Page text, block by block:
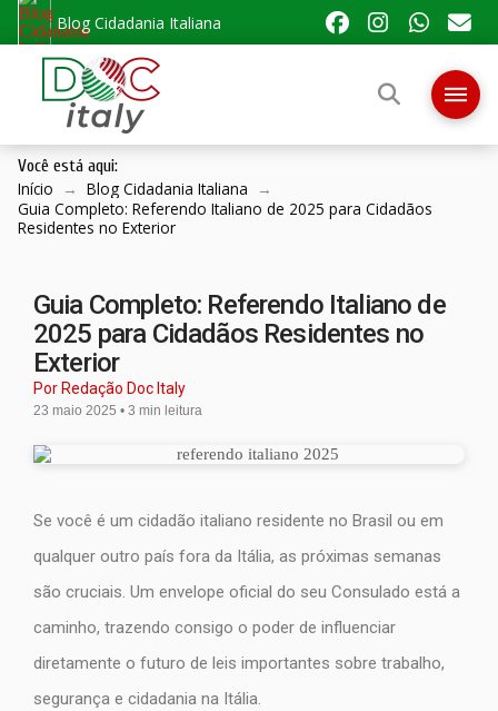
Blog Cidadania Italiana
Você está aqui:
Início → Blog Cidadania Italiana
→
Guia Completo: Referendo Italiano de 2025 para Cidadãos
Residentes no Exterior
Guia Completo: Referendo Italiano de
2025 para Cidadãos Residentes no
Exterior
Por Redação Doc Italy
23 maio 2025 • 3 min leitura
Se você é um cidadão italiano residente no Brasil ou em
qualquer outro país fora da Itália, as próximas semanas
são cruciais. Um envelope oficial do seu Consulado está a
caminho, trazendo consigo o poder de influenciar
diretamente o futuro de leis importantes sobre trabalho,
segurança e cidadania na Itália.